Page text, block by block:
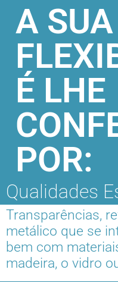
A SUA
É LHE
POR:
Qualidades
Transparências,
metálico que se
bem com
madeira, o vidro